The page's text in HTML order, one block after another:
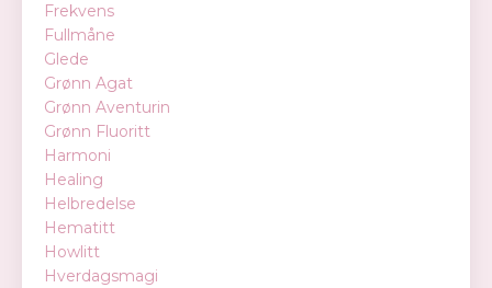
Frekvens
Fullmåne
Glede
Grønn Agat
Grønn Aventurin
Grønn Fluoritt
Harmoni
Healing
Helbredelse
Hematitt
Howlitt
Hverdagsmagi